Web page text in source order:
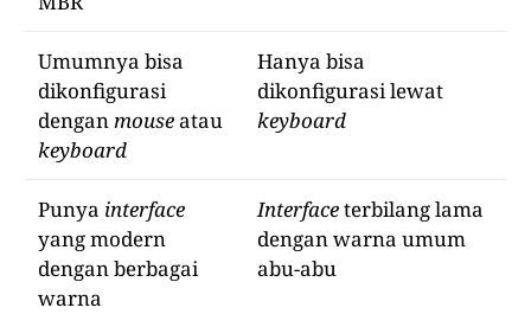
Umumnya bisa
dikonfigurasi
denganmouseatau
keyboard
Hanya bisa
dikonfigurasi lewat
keyboard
Punya interface
yang modern
dengan berbagai
warna
Interfaceterbilang lama
dengan warna umum
abu-abu